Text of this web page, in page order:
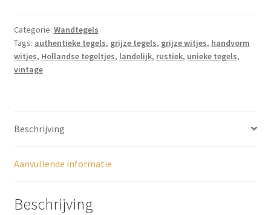
Categorie: Wandtegels
Tags: authentieke tegels, grijze tegels, grijze witjes, handvorm
witjes, Hollandse tegeltjes, landelijk, rustiek, unieke tegels,
vintage
Beschrijving
Aanvullende informatie
Beschrijving